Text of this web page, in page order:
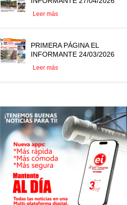
Leer más
PRIMERA PÁGINA EL
INFORMANTE 24/03/2026
Leer más